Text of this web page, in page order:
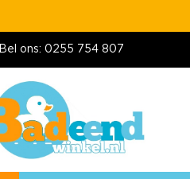
Bel ons: 0255 754 807